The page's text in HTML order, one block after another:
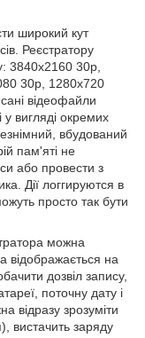
широкий кут
Реєстратору
3840х2160 30р,
30р, 1280х720
відеофайли
у вигляді окремих
вбудований
пам'яті не
або провести з
Дії логгируются в
просто так бути
можна
відображається на
дозвіл запису,
поточну дату і
відразу зрозуміти
вистачить заряду